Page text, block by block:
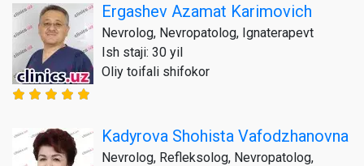
Ergashev Azamat Karimovich
Nevrolog, Nevropatolog, Ignaterapevt
Ish staji: 30 yil
Oliy toifali shifokor
Kadyrova Shohista Vafodzhanovna
Nevrolog, Refleksolog, Nevropatolog,